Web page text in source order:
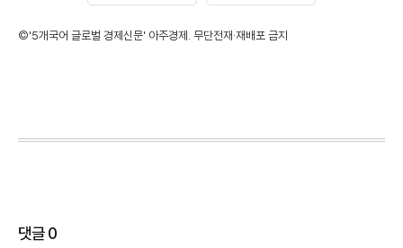
©'5개국어 글로벌 경제신문' 아주경제. 무단전재·재배포 금지
댓글0